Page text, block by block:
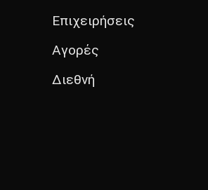
Επιχειρήσεις
Αγορές
Διεθνή